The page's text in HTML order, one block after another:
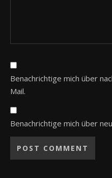
Benachrichtige mich über
Mail.
Benachrichtige mich über